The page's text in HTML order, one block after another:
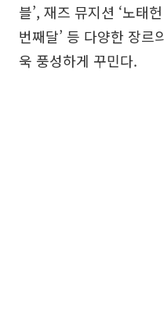
블’, 재즈 뮤지션 ‘노태
번째달’ 등 다양한 장르
욱 풍성하게 꾸민다.